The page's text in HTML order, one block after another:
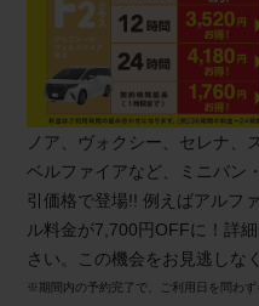
ノア、ヴォクシー、セレナ、
ベルファイアなど、ミニバン
引価格で登場!! 例えばアルフ
ル料金が7,700円OFFに！詳細
さい。この機会をお見逃しな
※期間内の予約完了で、ご利用日を問わず